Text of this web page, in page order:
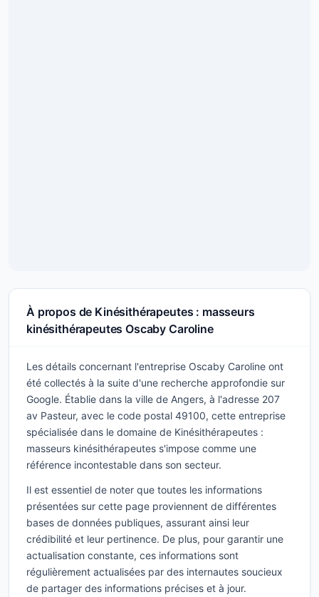
À propos de Kinésithérapeutes : masseurs
kinésithérapeutes Oscaby Caroline
Les détails concernant l'entreprise Oscaby Caroline ont
été collectés à la suite d'une recherche approfondie sur
Google. Établie dans la ville de Angers, à l'adresse 207
av Pasteur, avec le code postal 49100, cette entreprise
spécialisée dans le domaine de Kinésithérapeutes :
masseurs kinésithérapeutes s'impose comme une
référence incontestable dans son secteur.
Il est essentiel de noter que toutes les informations
présentées sur cette page proviennent de différentes
bases de données publiques, assurant ainsi leur
crédibilité et leur pertinence. De plus, pour garantir une
actualisation constante, ces informations sont
régulièrement actualisées par des internautes soucieux
de partager des informations précises et à jour.